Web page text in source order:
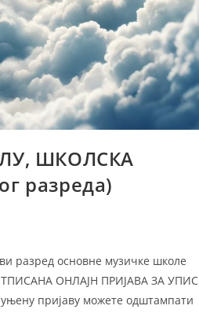
ШКОЛСКА
разреда)
разред основне музичке школе
ОНЛАЈН ПРИЈАВА ЗА УПИС
пријаву можете одштампати